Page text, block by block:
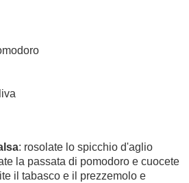
: rosolate lo spicchio d'aglio
la passata di pomodoro e cuocete
il tabasco e il prezzemolo e